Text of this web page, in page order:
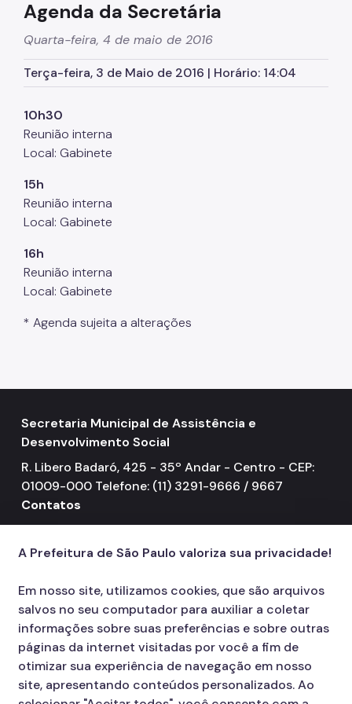
Supervisão de Assistência Social (SAS)
CPAS
Rede Socioassistencial
Pessoa em situação de rua
Crianças e Adolescentes
Jovens e Adultos
Idosos
Imigrantes
Programa Cidade Protetora
Operação Altas Temperaturas (OAT)
Coordenadoria de Gestão de Benefícios
Programa Bolsa Família
Renda Mínima
Benefício de Prestação Continuada (BPC)
Agenda da Secretária
Quarta-feira, 4 de maio de 2016
Terça-feira, 3 de Maio de 2016 | Horário: 14:04
10h30
Reunião interna
Local: Gabinete
15h
Reunião interna
Local: Gabinete
16h
Reunião interna
Local: Gabinete
* Agenda sujeita a alterações
Secretaria Municipal de Assistência e
Desenvolvimento Social
R. Libero Badaró, 425 - 35º Andar - Centro - CEP:
01009-000 Telefone: (11) 3291-9666 / 9667
Contatos
156
A Prefeitura de São Paulo valoriza sua privacidade!
Em nosso site, utilizamos cookies, que são arquivos
salvos no seu computador para auxiliar a coletar
informações sobre suas preferências e sobre outras
páginas da internet visitadas por você a fim de
otimizar sua experiência de navegação em nosso
site, apresentando conteúdos personalizados. Ao